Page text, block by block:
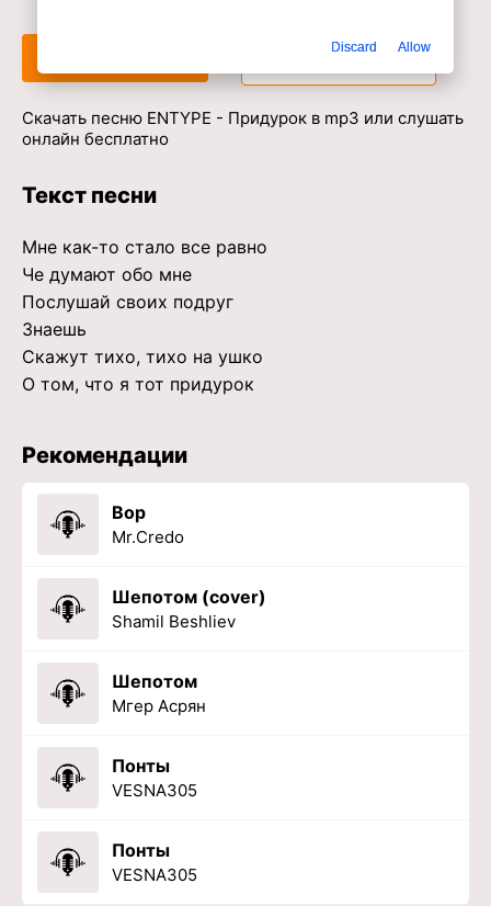
Скачать
Скачать песню ENTYPE - Придурок в mp3 или слушать
онлайн бесплатно
Текст песни
Мне как-то стало все равно
Че думают обо мне
Послушай своих подруг
Знаешь
Скажут тихо, тихо на ушко
О том, что я тот придурок
Рекомендации
Вор
Mr.Credo
Шепотом (cover)
Shamil Beshliev
Шепотом
Мгер Асрян
Понты
VESNA305
Понты
VESNA305
Discard Allow